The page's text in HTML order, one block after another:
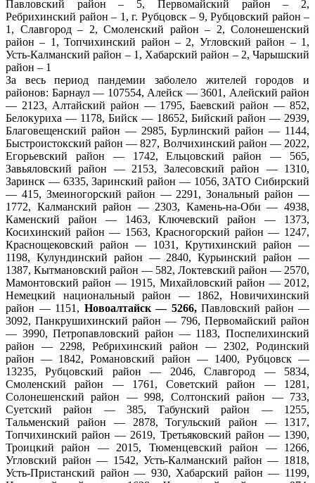
Павловский район – 5, Первомайский район – 2,
Ребрихинский район – 1, г. Рубцовск – 9, Рубцовский район –
1, Славгород – 2, Смоленский район – 2, Солонешенский
район – 1, Топчихинский район – 2, Угловский район – 1,
Усть-Калманский район – 1, Хабарский район – 2, Чарышский
район – 1
За весь период пандемии заболело жителей городов и
районов: Барнаул — 107554, Алейск — 3601, Алейский район
— 2123, Алтайский район — 1795, Баевский район — 852,
Белокуриха — 1178, Бийск — 18652, Бийский район — 2939,
Благовещенский район — 2985, Бурлинский район — 1144,
Быстроистокский район — 827, Волчихинский район — 2022,
Егорьевский район — 1742, Ельцовский район — 565,
Завьяловский район — 2153, Залесовский район — 1310,
Заринск — 6335, Заринский район — 1056, ЗАТО Сибирский
— 415, Змеиногорский район — 2291, Зональный район —
1772, Калманский район — 2303, Камень-на-Оби — 4938,
Каменский район — 1463, Ключевский район — 1373,
Косихинский район — 1563, Красногорский район — 1247,
Краснощековский район — 1031, Крутихинский район —
1198, Кулундинский район — 2840, Курьинский район —
1387, Кытмановский район — 582, Локтевский район — 2570,
Мамонтовский район — 1915, Михайловский район — 2012,
Немецкий национальный район — 1862, Новичихинский
район — 1151, Новоалтайск — 5266,Павловский район —
3092, Панкрушихинский район — 796, Первомайский район
— 3990, Петропавловский район — 1183, Поспелихинский
район — 2298, Ребрихинский район — 2302, Родинский
район — 1842, Романовский район — 1400, Рубцовск —
13235, Рубцовский район — 2046, Славгород — 5834,
Смоленский район — 1761, Советский район — 1281,
Солонешенский район — 998, Солтонский район — 733,
Суетский район — 385, Табунский район — 1255,
Тальменский район — 2878, Тогульский район — 1317,
Топчихинский район — 2619, Третьяковский район — 1390,
Троицкий район — 2015, Тюменцевский район — 1266,
Угловский район — 1542, Усть-Калманский район — 1818,
Усть-Пристанский район — 930, Хабарский район — 1199,